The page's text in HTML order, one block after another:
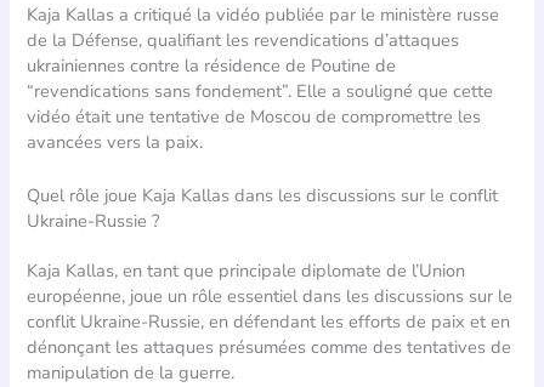
Kaja Kallas a critiqué la vidéo publiée par le ministère russe
de la Défense, qualifiant les revendications d’attaques
ukrainiennes contre la résidence de Poutine de
“revendications sans fondement”. Elle a souligné que cette
vidéo était une tentative de Moscou de compromettre les
avancées vers la paix.
Quel rôle joue Kaja Kallas dans les discussions sur le conflit
Ukraine-Russie ?
Kaja Kallas, en tant que principale diplomate de l’Union
européenne, joue un rôle essentiel dans les discussions sur le
conflit Ukraine-Russie, en défendant les efforts de paix et en
dénonçant les attaques présumées comme des tentatives de
manipulation de la guerre.